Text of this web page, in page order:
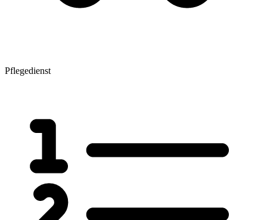
Pflegedienst